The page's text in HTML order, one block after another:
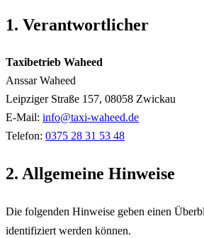
1. Verantwortlicher
Taxibetrieb Waheed
Anssar Waheed
Leipziger Straße 157, 08058 Zwickau
E-Mail: info@taxi-waheed.de
Telefon: 0375 28 31 53 48
2. Allgemeine Hinweise
Die folgenden Hinweise geben einen
identifiziert werden können.